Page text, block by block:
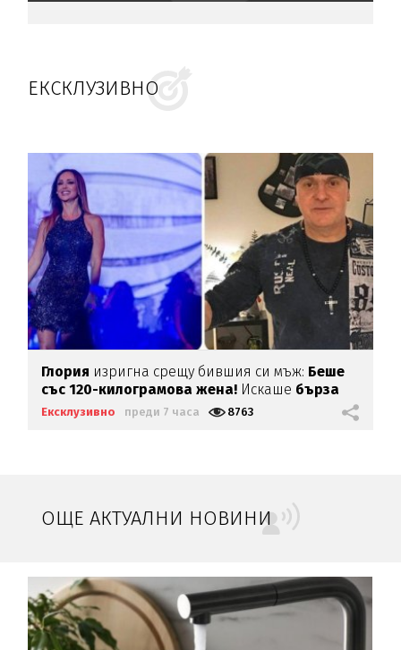
ЕКСКЛУЗИВНО
Глория изригна срещу бившия си мъж: Беше
със 120-килограмова жена! Искаше бърза
печалба...
Ексклузивно преди 7 часа 8763
ОЩЕ АКТУАЛНИ НОВИНИ